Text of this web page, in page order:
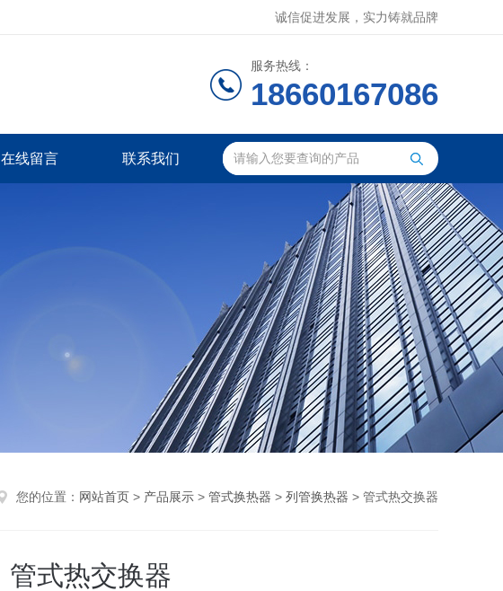
诚信促进发展，实力铸就品牌
服务热线：
18660167086
在线留言 联系我们
您的位置： 网站首页 > 产品展示 > 管式换热器 > 列管换热器 > 管式热交换器
管式热交换器